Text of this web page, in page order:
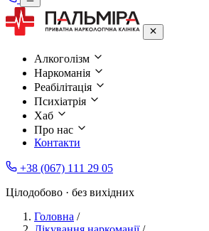
Алкоголізм
Наркоманія
Реабілітація
Психіатрія
Хаб
Про нас
Контакти
+38 (067) 111 29 05
Цілодобово · без вихідних
Головна /